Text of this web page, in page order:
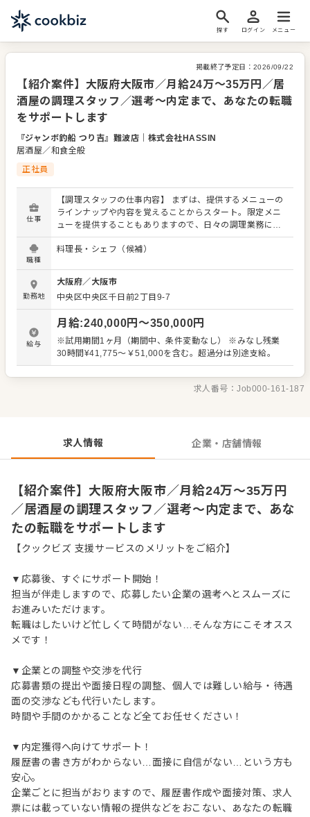
探す ログイン メニュー
掲載終了予定日： 2026/09/22
【紹介案件】大阪府大阪市／月給24万～35万円／居
酒屋の調理スタッフ／選考～内定まで、あなたの転職
をサポートします
『ジャンボ釣船 つり吉』難波店
株式会社HASSIN
居酒屋／和食全般
正社員
仕事
【調理スタッフの仕事内容】 まずは、提供するメニューの
ラインナップや内容を覚えることからスタート。限定メニ
ューを提供することもありますので、日々の調理業務に加
え、さまざまなスキルを活かしたり、習得できたりもしま
す。 メニューの提案も可能です。ぜひアイデアを発信して
善なども大歓迎です。 【具体的には…】 ・仕込みから盛り
付けまでの調理全般 ・仕入れや在庫管理などキッチンの管
理業務 ・まかないづくり ・後輩スタッフやアルバイトスタ
ッフの教育 ・洗浄や清掃など衛生管理 ・料理長の補助 ・
新メニュー提案 など 入社後はスキルに合わせた業務からお
任せしますので、徐々に仕事の幅を広げていきましょう。
成長をしっかりサポートしますので、経験に関わらず安心
などもめざせます。
職種
料理長・シェフ（候補）
勤務地
大阪府／ 大阪市
中央区中央区千日前2丁目9-7
給与
月給:240,000円〜350,000円
※試用期間1ヶ月（期間中、条件変動なし） ※みなし残業
30時間¥41,775～￥51,000を含む。超過分は別途支給。
求人番号：Job000-161-187
求人情報 企業・店舗情報
【紹介案件】大阪府大阪市／月給24万～35万円
／居酒屋の調理スタッフ／選考～内定まで、あな
たの転職をサポートします
【クックビズ 支援サービスのメリットをご紹介】
▼応募後、すぐにサポート開始！
担当が伴走しますので、応募したい企業の選考へとスムーズに
お進みいただけます。
転職はしたいけど忙しくて時間がない…そんな方にこそオスス
メです！
▼企業との調整や交渉を代行
応募書類の提出や面接日程の調整、個人では難しい給与・待遇
面の交渉なども代行いたします。
時間や手間のかかることなど全てお任せください！
▼内定獲得へ向けてサポート！
履歴書の書き方がわからない…面接に自信がない…という方も
安心。
企業ごとに担当がおりますので、履歴書作成や面接対策、求人
票には載っていない情報の提供などをおこない、あなたの転職